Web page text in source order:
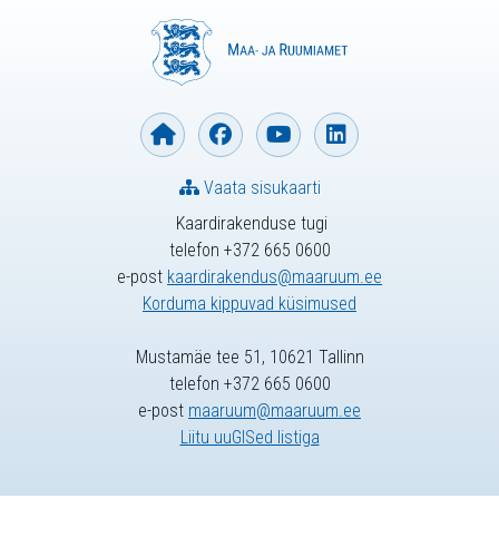
Kaardirakenduse tugi
telefon +372 665 0600
e-post kaardirakendus@maaruum.ee
Korduma kippuvad küsimused
Vaata sisukaarti
Mustamäe tee 51, 10621 Tallinn
telefon +372 665 0600
e-post maaruum@maaruum.ee
Liitu uuGISed listiga